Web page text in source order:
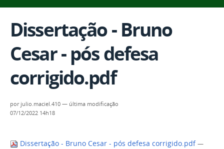
Dissertação - Bruno
Cesar - pós defesa
corrigido.pdf
por julio.maciel.410 — última modificação
07/12/2022 14h18
Dissertação - Bruno Cesar - pós defesa corrigido.pdf —